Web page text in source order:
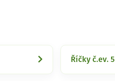
Říčky č.ev. 5